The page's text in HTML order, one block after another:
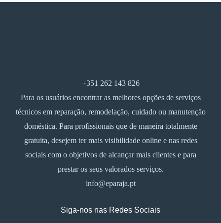
+351 262 143 826
Para os usuários encontrar as melhores opções de serviços
técnicos em reparação, remodelação, cuidado ou manutenção
doméstica. Para profissionais que de maneira totalmente
gratuita, desejem ter mais visibilidade online e nas redes
sociais com o objetivos de alcançar mais clientes e para
prestar os seus valorados serviços.
info@eparaja.pt
Siga-nos nas Redes Sociais